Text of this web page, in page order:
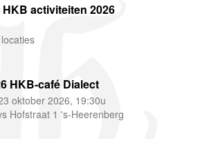
activiteiten 2026
HKB-café Dialect
oktober 2026, 19:30u
Hofstraat 1 's-Heerenberg